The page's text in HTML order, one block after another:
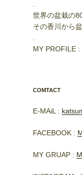
世界の盆栽の
その香川から
MY PROFILE :
COMTACT
E-MAiL :
FACEBOOK :
MY GRUAP :